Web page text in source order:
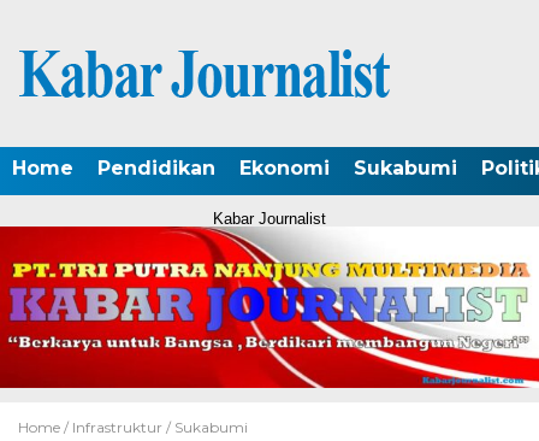
Home Pendidikan Ekonomi Sukabumi
Kabar Journalist
Home / Infrastruktur / Sukabumi